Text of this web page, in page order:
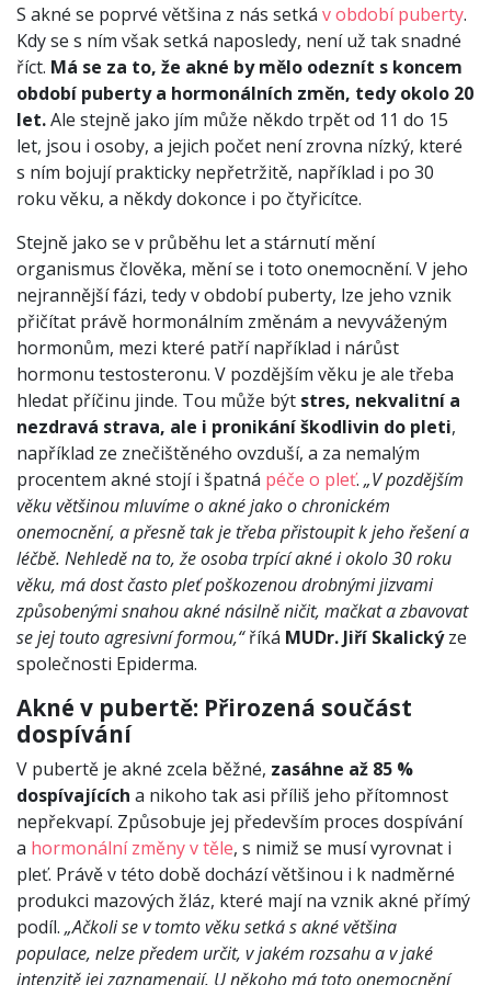
S akné se poprvé většina z nás setká v období puberty.
Kdy se s ním však setká naposledy, není už tak snadné
říct. Má se za to, že akné by mělo odeznít s koncem
období puberty a hormonálních změn, tedy okolo 20
let.Ale stejně jako jím může někdo trpět od 11 do 15
let, jsou i osoby, a jejich počet není zrovna nízký, které
s ním bojují prakticky nepřetržitě, například i po 30
roku věku, a někdy dokonce i po čtyřicítce.
Stejně jako se v průběhu let a stárnutí mění
organismus člověka, mění se i toto onemocnění. V jeho
nejrannější fázi, tedy v období puberty, lze jeho vznik
přičítat právě hormonálním změnám a nevyváženým
hormonům, mezi které patří například i nárůst
hormonu testosteronu. V pozdějším věku je ale třeba
hledat příčinu jinde. Tou může být stres, nekvalitní a
nezdravá strava, ale i pronikání škodlivin do pleti,
například ze znečištěného ovzduší, a za nemalým
procentem akné stojí i špatná péče o pleť. „V pozdějším
věku většinou mluvíme o akné jako o chronickém
onemocnění, a přesně tak je třeba přistoupit k jeho řešení a
léčbě. Nehledě na to, že osoba trpící akné i okolo 30 roku
věku, má dost často pleť poškozenou drobnými jizvami
způsobenými snahou akné násilně ničit, mačkat a zbavovat
se jej touto agresivní formou,“říká MUDr. Jiří Skalickýze
společnosti Epiderma.
Akné v pubertě: Přirozená součást
dospívání
V pubertě je akné zcela běžné, zasáhne až 85 %
dospívajících a nikoho tak asi příliš jeho přítomnost
nepřekvapí. Způsobuje jej především proces dospívání
a hormonální změny v těle, s nimiž se musí vyrovnat i
pleť. Právě v této době dochází většinou i k nadměrné
produkci mazových žláz, které mají na vznik akné přímý
podíl. „Ačkoli se v tomto věku setká s akné většina
populace, nelze předem určit, v jakém rozsahu a v jaké
intenzitě jej zaznamenají. U někoho má toto onemocnění